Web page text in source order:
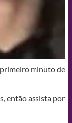
primeiro minuto de
então assista por